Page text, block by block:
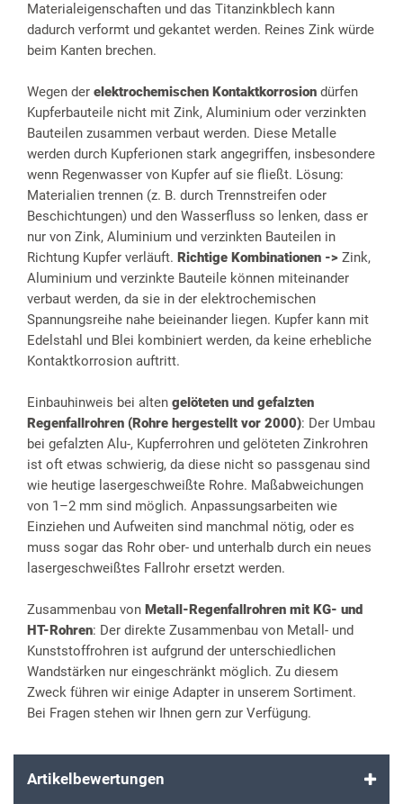
Materialeigenschaften und das Titanzinkblech kann
dadurch verformt und gekantet werden. Reines Zink würde
beim Kanten brechen.
Wegen der elektrochemischen Kontaktkorrosion dürfen
Kupferbauteile nicht mit Zink, Aluminium oder verzinkten
Bauteilen zusammen verbaut werden. Diese Metalle
werden durch Kupferionen stark angegriffen, insbesondere
wenn Regenwasser von Kupfer auf sie fließt. Lösung:
Materialien trennen (z. B. durch Trennstreifen oder
Beschichtungen) und den Wasserfluss so lenken, dass er
nur von Zink, Aluminium und verzinkten Bauteilen in
Richtung Kupfer verläuft. Richtige Kombinationen -> Zink,
Aluminium und verzinkte Bauteile können miteinander
verbaut werden, da sie in der elektrochemischen
Spannungsreihe nahe beieinander liegen. Kupfer kann mit
Edelstahl und Blei kombiniert werden, da keine erhebliche
Kontaktkorrosion auftritt.
Einbauhinweis bei alten gelöteten und gefalzten
Regenfallrohren (Rohre hergestellt vor 2000): Der Umbau
bei gefalzten Alu-, Kupferrohren und gelöteten Zinkrohren
ist oft etwas schwierig, da diese nicht so passgenau sind
wie heutige lasergeschweißte Rohre. Maßabweichungen
von 1–2 mm sind möglich. Anpassungsarbeiten wie
Einziehen und Aufweiten sind manchmal nötig, oder es
muss sogar das Rohr ober- und unterhalb durch ein neues
lasergeschweißtes Fallrohr ersetzt werden.
Zusammenbau von Metall-Regenfallrohren mit KG- und
HT-Rohren: Der direkte Zusammenbau von Metall- und
Kunststoffrohren ist aufgrund der unterschiedlichen
Wandstärken nur eingeschränkt möglich. Zu diesem
Zweck führen wir einige Adapter in unserem Sortiment.
Bei Fragen stehen wir Ihnen gern zur Verfügung.
Artikelbewertungen